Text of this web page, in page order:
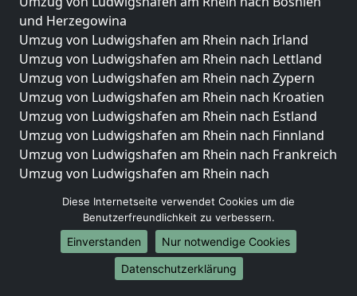
und Herzegowina
Umzug von Ludwigshafen am Rhein nach Irland
Umzug von Ludwigshafen am Rhein nach Lettland
Umzug von Ludwigshafen am Rhein nach Zypern
Umzug von Ludwigshafen am Rhein nach Kroatien
Umzug von Ludwigshafen am Rhein nach Estland
Umzug von Ludwigshafen am Rhein nach Finnland
Umzug von Ludwigshafen am Rhein nach Frankreich
Umzug von Ludwigshafen am Rhein nach
Umzug von Ludwigshafen am Rhein nach Italien
Umzug von Ludwigshafen am Rhein nach
Liechtenstein
Umzug von Ludwigshafen am Rhein nach
Diese Internetseite verwendet Cookies um die
Benutzerfreundlichkeit zu verbessern.
Einverstanden
Nur notwendige Cookies
Datenschutzerklärung